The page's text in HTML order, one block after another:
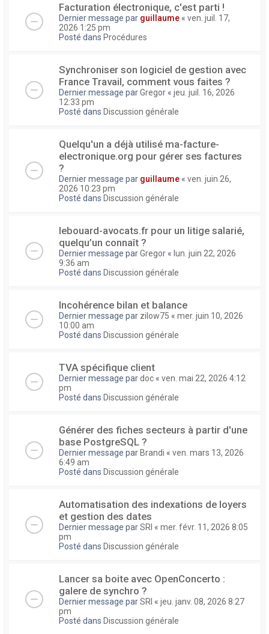
Facturation électronique, c'est parti !
Dernier message par guillaume « ven. juil. 17,
2026 1:25 pm
Posté dans Procédures
Synchroniser son logiciel de gestion avec
France Travail, comment vous faites ?
Dernier message parGregor « jeu. juil. 16, 2026
12:33 pm
Posté dans Discussion générale
Quelqu'un a déjà utilisé ma-facture-
electronique.org pour gérer ses factures
?
Dernier message par guillaume « ven. juin 26,
2026 10:23 pm
Posté dans Discussion générale
lebouard-avocats.fr pour un litige salarié,
quelqu’un connaît ?
Dernier message parGregor « lun. juin 22, 2026
9:36 am
Posté dans Discussion générale
Incohérence bilan et balance
Dernier message par zilow75 « mer. juin 10, 2026
10:00 am
Posté dans Discussion générale
TVA spécifique client
Dernier message pardoc « ven. mai 22, 2026 4:12
pm
Posté dans Discussion générale
Générer des fiches secteurs à partir d'une
base PostgreSQL ?
Dernier message par Brandi « ven. mars 13, 2026
6:49 am
Posté dans Discussion générale
Automatisation des indexations de loyers
et gestion des dates
Dernier message parSRI « mer. févr. 11, 2026 8:05
pm
Posté dans Discussion générale
Lancer sa boite avec OpenConcerto :
galere de synchro ?
Dernier message parSRI « jeu. janv. 08, 2026 8:27
pm
Posté dans Discussion générale